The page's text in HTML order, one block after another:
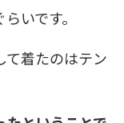
いです。
て着たのはテン